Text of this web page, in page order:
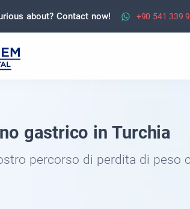
about? Contact now! +90 541 339
gastrico in Turchia
percorso di perdita di peso